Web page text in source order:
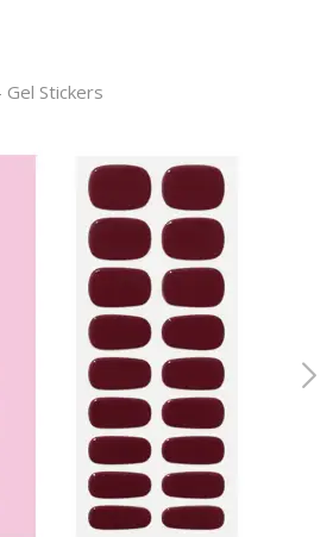
Gel Stickers